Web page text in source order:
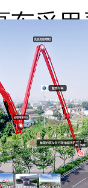
车采
，油
探伤
查看